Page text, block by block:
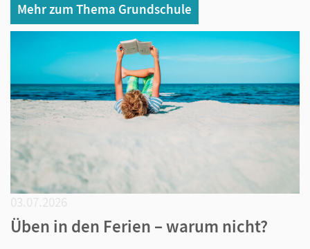
Mehr zum Thema Grundschule
Üben in den Ferien – warum nicht?